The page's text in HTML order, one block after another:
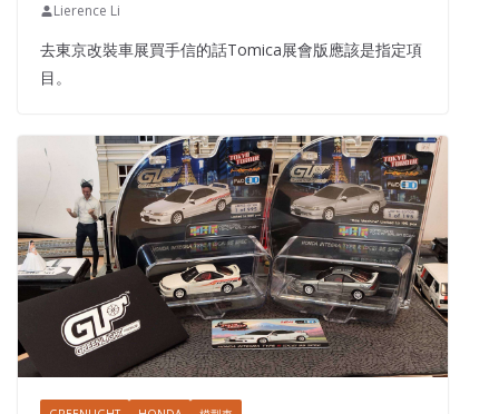
Lierence Li
去東京改裝車展買手信的話Tomica展會版應該是指定項
目。